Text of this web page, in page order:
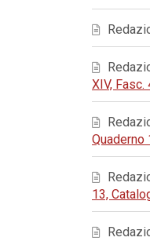
XIV, Fasc.
Quaderno
13,